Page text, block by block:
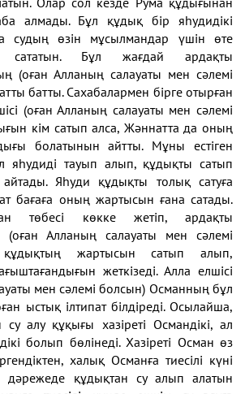
алмады. Бұл құдық бір яһудидікі
судың өзін мұсылмандар үшін өте
сататын. Бұл жағдай ардақты
(оған Алланың салауаты мен сәлемі
батты. Сахабалармен бірге отырған
(оған Алланың салауаты мен сәлемі
кім сатып алса, Жәннатта да оның
болатынын айтты. Мұны естіген
яһудиді тауып алып, құдықты сатып
айтады. Яһуди құдықты толық сатуға
бағаға оның жартысын ғана сатады.
төбесі көкке жетіп, ардақты
(оған Алланың салауаты мен сәлемі
жартысын сатып алып,
жеткізеді. Алла елшісі
мен сәлемі болсын) Османның бұл
ыстық ілтипат білдіреді. Осылайша,
алу құқығы хазіреті Османдікі, ал
болып бөлінеді. Хазіреті Осман өз
халық Османға тиесілі күні
дәрежеде құдықтан су алып алатын